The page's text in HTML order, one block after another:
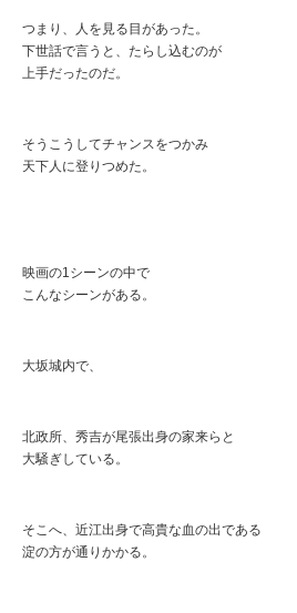
つまり、人を見る目があった。
下世話で言うと、たらし込むのが
上手だったのだ。
そうこうしてチャンスをつかみ
天下人に登りつめた。
映画の1シーンの中で
こんなシーンがある。
大坂城内で、
北政所、秀吉が尾張出身の家来らと
大騒ぎしている。
そこへ、近江出身で高貴な血の出である
淀の方が通りかかる。